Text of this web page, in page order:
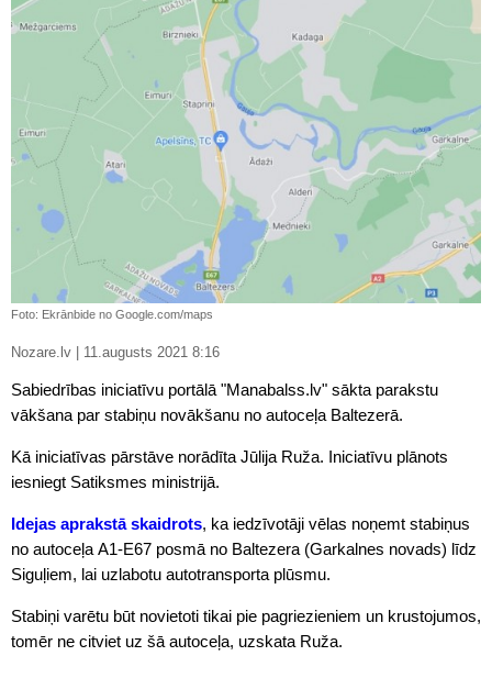
Foto: Ekrānbide no Google.com/maps
Nozare.lv | 11.augusts 2021 8:16
Sabiedrības iniciatīvu portālā "Manabalss.lv" sākta parakstu
vākšana par stabiņu novākšanu no autoceļa Baltezerā.
Kā iniciatīvas pārstāve norādīta Jūlija Ruža. Iniciatīvu plānots
iesniegt Satiksmes ministrijā.
Idejas aprakstā skaidrots, ka iedzīvotāji vēlas noņemt stabiņus
no autoceļa A1-E67 posmā no Baltezera (Garkalnes novads) līdz
Siguļiem, lai uzlabotu autotransporta plūsmu.
Stabiņi varētu būt novietoti tikai pie pagriezieniem un krustojumos,
tomēr ne citviet uz šā autoceļa, uzskata Ruža.